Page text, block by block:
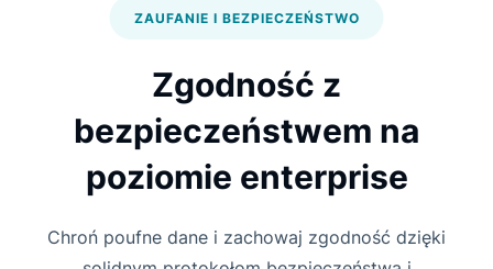
ZAUFANIE I BEZPIECZEŃSTWO
Zgodność z
bezpieczeństwem na
poziomie enterprise
Chroń poufne dane i zachowaj zgodność dzięki